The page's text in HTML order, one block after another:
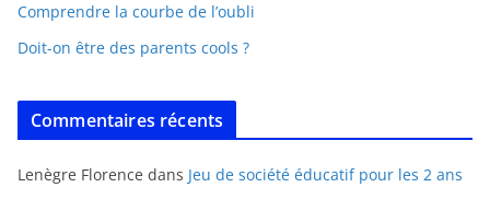
Comprendre la courbe de l’oubli
Doit-on être des parents cools ?
Commentaires récents
Lenègre Florence dans Jeu de société éducatif pour les 2 ans